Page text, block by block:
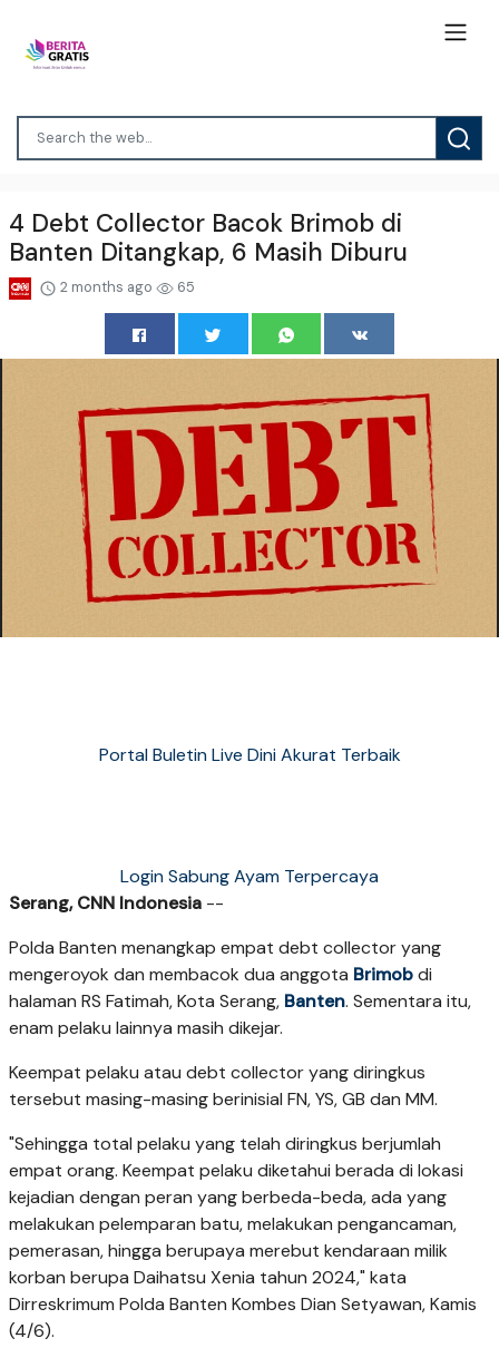
4 Debt Collector Bacok Brimob di
Banten Ditangkap, 6 Masih Diburu
2 months ago 65
Portal Buletin Live Dini Akurat Terbaik
Login Sabung Ayam Terpercaya
Serang, CNN Indonesia --
Polda Banten menangkap empat debt collector yang
mengeroyok dan membacok dua anggota Brimobdi
halaman RS Fatimah, Kota Serang, Banten. Sementara itu,
enam pelaku lainnya masih dikejar.
Keempat pelaku atau debt collector yang diringkus
tersebut masing-masing berinisial FN, YS, GB dan MM.
"Sehingga total pelaku yang telah diringkus berjumlah
empat orang. Keempat pelaku diketahui berada di lokasi
kejadian dengan peran yang berbeda-beda, ada yang
melakukan pelemparan batu, melakukan pengancaman,
pemerasan, hingga berupaya merebut kendaraan milik
korban berupa Daihatsu Xenia tahun 2024," kata
Dirreskrimum Polda Banten Kombes Dian Setyawan, Kamis
(4/6).